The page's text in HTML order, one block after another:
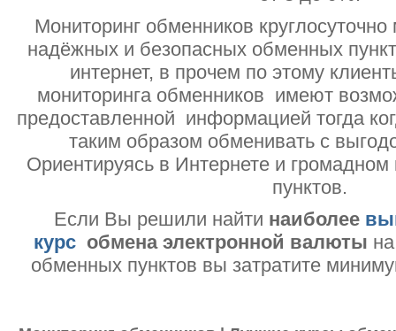
Мониторинг обменников круглосуточно
надёжных и безопасных обменных
интернет, в прочем по этому
мониторинга обменников имеют
предоставленной информацией тогда
таким образом обменивать с
Ориентируясь в Интернете и
пунктов.
Если Вы решили найти наиболее
курс обмена электронной валюты
обменных пунктов вы затратите